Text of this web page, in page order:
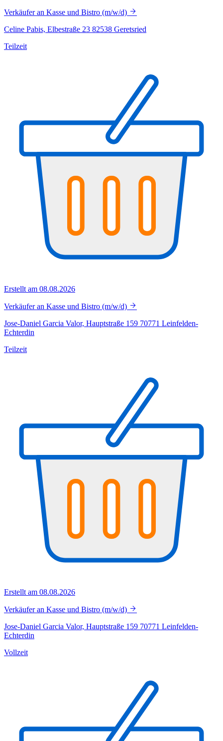
Verkäufer an Kasse und Bistro (m/w/d)
Celine Pabis, Elbestraße 23 82538 Geretsried
Teilzeit
Erstellt am 08.08.2026
Verkäufer an Kasse und Bistro (m/w/d)
Jose-Daniel Garcia Valor, Hauptstraße 159 70771 Leinfelden-
Echterdin
Teilzeit
Erstellt am 08.08.2026
Verkäufer an Kasse und Bistro (m/w/d)
Jose-Daniel Garcia Valor, Hauptstraße 159 70771 Leinfelden-
Echterdin
Vollzeit